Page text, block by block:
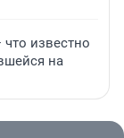
что известно
на